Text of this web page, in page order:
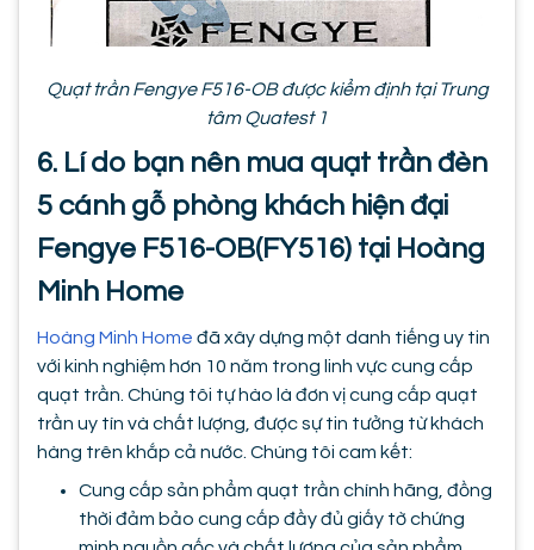
Quạt trần Fengye F516-OB được kiểm định tại Trung
tâm Quatest 1
6. Lí do bạn nên mua quạt trần đèn
5 cánh gỗ phòng khách hiện đại
Fengye F516-OB(FY516) tại Hoàng
Minh Home
Hoàng Minh Home đã xây dựng một danh tiếng uy tin
với kinh nghiệm hơn 10 năm trong linh vực cung cấp
quạt trần. Chúng tôi tự hào là đơn vị cung cấp quạt
trần uy tín và chất lượng, được sự tin tưởng từ khách
hàng trên khắp cả nước. Chúng tôi cam kết:
Cung cấp sản phẩm quạt trần chính hãng, đồng
thời đảm bảo cung cấp đầy đủ giấy tờ chứng